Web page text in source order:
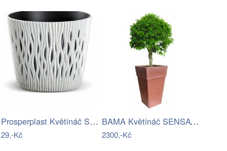
Prosperplast Květináč SCANDY ECO bílý,…
29,-Kč
BAMA Květináč SENSATIONE 50cm BR
2300,-Kč